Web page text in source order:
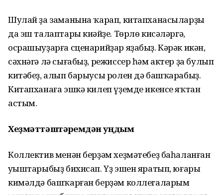
Шулай ҙа заманына ҡарап, китапханасыларҙың
да эш талаптары киңәйҙе. Төрлө кисәләргә,
осрашыуҙарға сценарийҙар яҙабыҙ. Кәрәк икән,
сәхнәгә лә сығабыҙ, режиссер һәм актер ҙа булып
китәбеҙ, алып барыусы ролен дә башҡарабыҙ.
Китапханаға эшкә килеп үҙемде икенсе яҡтан
астым.
Хеҙмәттәштәремдән уңдым
Коллектив менән берҙәм хеҙмәтебеҙ баһаланған
уңыштарыбыҙ бихисап. Үҙ эшен яратып, юғары
кимәлдә башҡарған берҙәм коллегаларым